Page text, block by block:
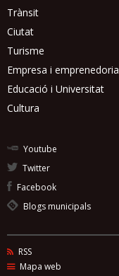
Trànsit
Ciutat
Turisme
Empresa i emprenedoria
Educació i Universitat
Cultura
Youtube
Twitter
Facebook
Blogs municipals
RSS
Mapa web